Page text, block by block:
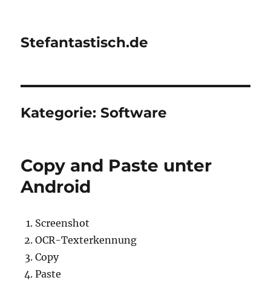
Stefantastisch.de
Kategorie:Software
Copy and Paste unter
Android
Screenshot
OCR-Texterkennung
Copy
Paste